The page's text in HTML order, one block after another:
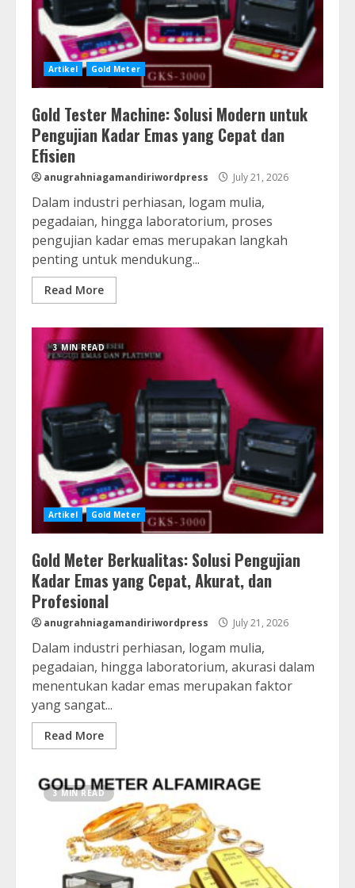
Artikel Gold Meter
Gold Tester Machine: Solusi Modern untuk
Pengujian Kadar Emas yang Cepat dan
Efisien
anugrahniagamandiriwordpress July 21, 2026
Dalam industri perhiasan, logam mulia,
pegadaian, hingga laboratorium, proses
pengujian kadar emas merupakan langkah
penting untuk mendukung...
Read More
3 MIN READ
Artikel Gold Meter
Gold Meter Berkualitas: Solusi Pengujian
Kadar Emas yang Cepat, Akurat, dan
Profesional
anugrahniagamandiriwordpress July 21, 2026
Dalam industri perhiasan, logam mulia,
pegadaian, hingga laboratorium, akurasi dalam
menentukan kadar emas merupakan faktor
yang sangat...
Read More
3 MIN READ